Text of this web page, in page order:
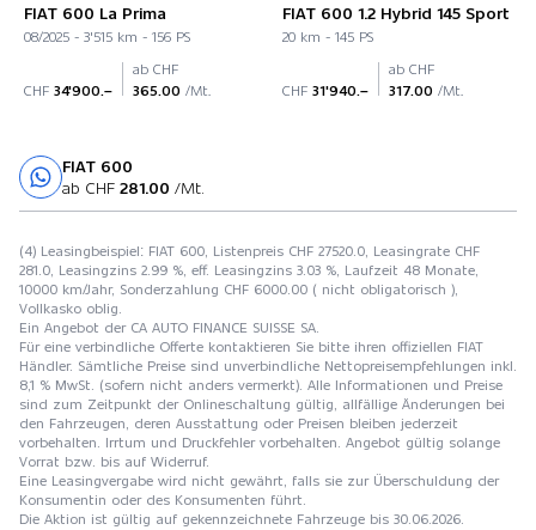
FIAT 600 La Prima
08/2025 - 3'515 km - 156 PS
CHF 34'900.–
ab CHF
365.00 /Mt.
FIAT 600 1.2 Hybrid 145 Sport
20 km - 145 PS
CHF 31'940.–
ab CHF
317.00 /Mt.
FIAT 600
ab CHF 281.00 /Mt.
(4) Leasingbeispiel: FIAT 600, Listenpreis CHF 27520.0, Leasingrate CHF
281.0, Leasingzins 2.99 %, eff. Leasingzins 3.03 %, Laufzeit 48 Monate,
10000 km/Jahr, Sonderzahlung CHF 6000.00 ( nicht obligatorisch ),
Vollkasko oblig.
Ein Angebot der CA AUTO FINANCE SUISSE SA.
Für eine verbindliche Offerte kontaktieren Sie bitte ihren offiziellen FIAT
Händler. Sämtliche Preise sind unverbindliche Nettopreisempfehlungen inkl.
8,1 % MwSt. (sofern nicht anders vermerkt). Alle Informationen und Preise
sind zum Zeitpunkt der Onlineschaltung gültig, allfällige Änderungen bei
den Fahrzeugen, deren Ausstattung oder Preisen bleiben jederzeit
vorbehalten. Irrtum und Druckfehler vorbehalten. Angebot gültig solange
Vorrat bzw. bis auf Widerruf.
Eine Leasingvergabe wird nicht gewährt, falls sie zur Überschuldung der
Konsumentin oder des Konsumenten führt.
Die Aktion ist gültig auf gekennzeichnete Fahrzeuge bis 30.06.2026.